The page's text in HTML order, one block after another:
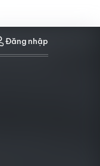
Đăng nhập